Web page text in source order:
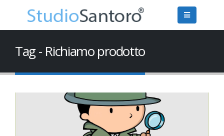
Tag - Richiamo prodotto